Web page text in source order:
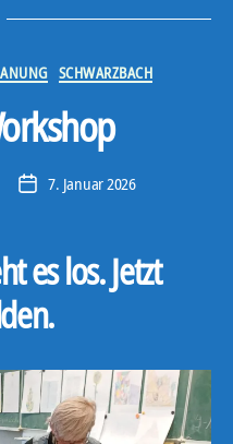
SCHWARZBACH
Veröffentlichungsdatum
7. Januar 2026
es los. Jetzt